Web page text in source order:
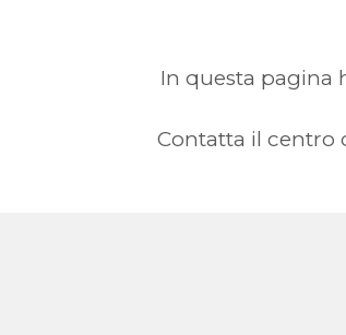
In questa pagina
Contatta il centro